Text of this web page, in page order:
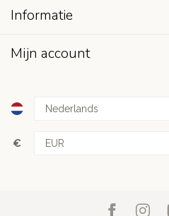
Informatie
Mijn account
€